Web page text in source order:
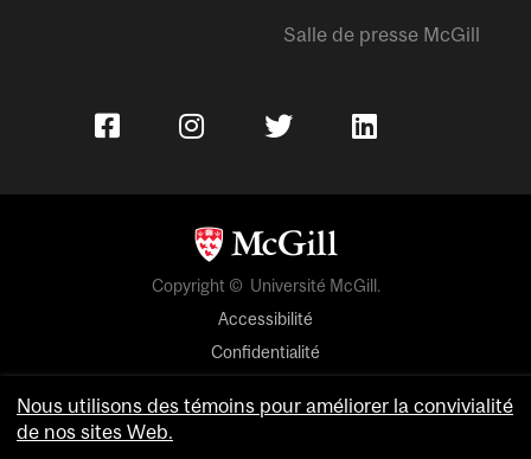
Salle de presse McGill
Copyright © Université McGill.
Accessibilité
Confidentialité
Nous utilisons des témoins pour améliorer la convivialité
de nos sites Web.